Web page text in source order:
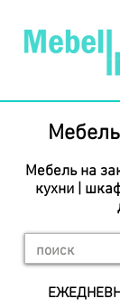
Мебель на
кухни |